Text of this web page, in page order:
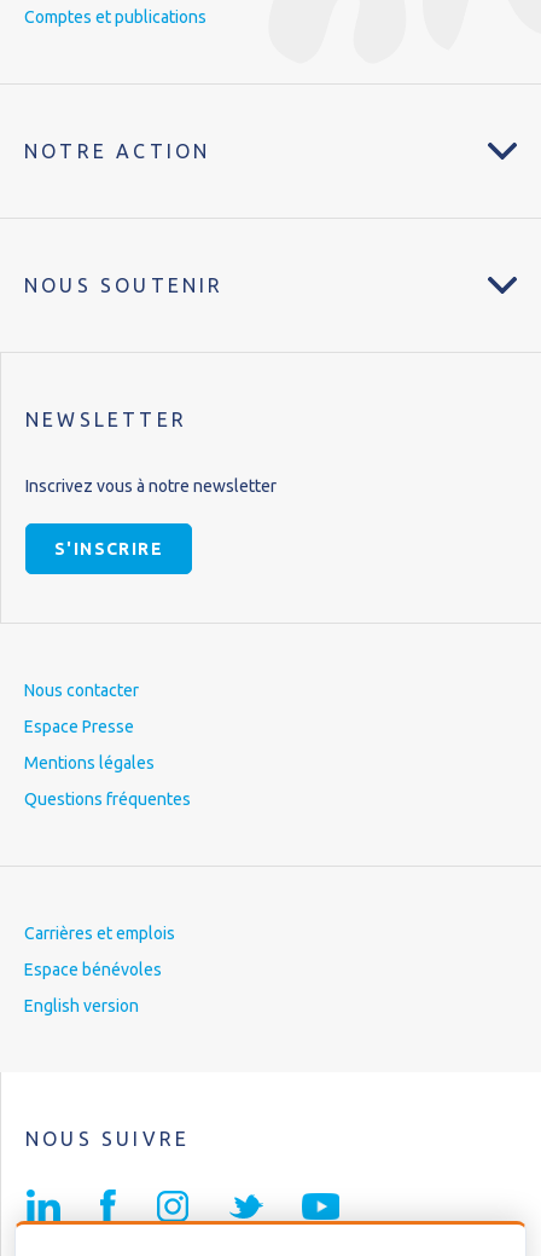
Comptes et publications
NOTRE ACTION
NOUS SOUTENIR
NEWSLETTER
Inscrivez vous à notre newsletter
S'INSCRIRE
Nous contacter
Espace Presse
Mentions légales
Questions fréquentes
Carrières et emplois
Espace bénévoles
English version
NOUS SUIVRE